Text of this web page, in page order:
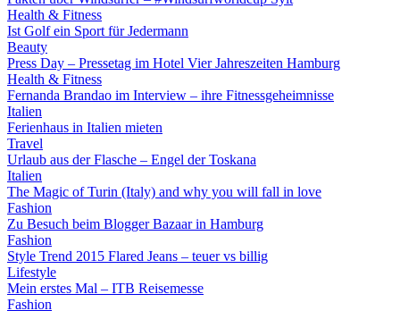
Health & Fitness
Ist Golf ein Sport für Jedermann
Beauty
Press Day – Pressetag im Hotel Vier Jahreszeiten Hamburg
Health & Fitness
Fernanda Brandao im Interview – ihre Fitnessgeheimnisse
Italien
Ferienhaus in Italien mieten
Travel
Urlaub aus der Flasche – Engel der Toskana
Italien
The Magic of Turin (Italy) and why you will fall in love
Fashion
Zu Besuch beim Blogger Bazaar in Hamburg
Fashion
Style Trend 2015 Flared Jeans – teuer vs billig
Lifestyle
Mein erstes Mal – ITB Reisemesse
Fashion